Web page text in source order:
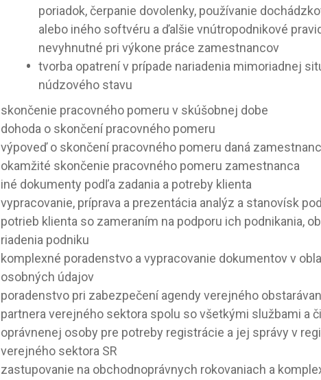
poriadok, čerpanie dovolenky, používanie
alebo iného softvéru a ďalšie vnútropodnikové
nevyhnutné pri výkone práce zamestnancov
tvorba opatrení v prípade nariadenia mimoriadnej
núdzového stavu
skončenie pracovného pomeru v skúšobnej dobe
dohoda o skončení pracovného pomeru
výpoveď o skončení pracovného pomeru daná
okamžité skončenie pracovného pomeru zamestnanca
iné dokumenty podľa zadania a potreby klienta
vypracovanie, príprava a prezentácia analýz a stanovísk
potrieb klienta so zameraním na podporu ich podnikania,
riadenia podniku
komplexné poradenstvo a vypracovanie dokumentov v
osobných údajov
poradenstvo pri zabezpečení agendy verejného
partnera verejného sektora spolu so všetkými službami a
oprávnenej osoby pre potreby registrácie a jej správy v
verejného sektora SR
zastupovanie na obchodnoprávnych rokovaniach a